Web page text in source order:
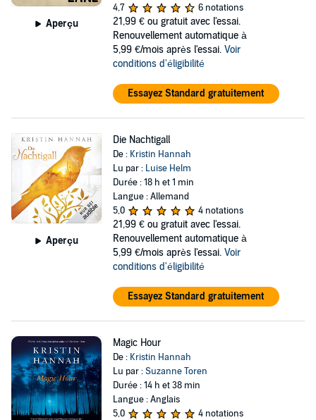
Aperçu
4,7
6 notations
21,99 € ou gratuit avec l'essai.
Renouvellement automatique à
5,99 €/mois après l'essai. Voir
conditions d'éligibilité
Essayez Standard gratuitement
Aperçu
Die Nachtigall
De : Kristin Hannah
Lu par : Luise Helm
Durée : 18 h et 1 min
Langue : Allemand
5,0
4 notations
21,99 € ou gratuit avec l'essai.
Renouvellement automatique à
5,99 €/mois après l'essai. Voir
conditions d'éligibilité
Essayez Standard gratuitement
Magic Hour
De : Kristin Hannah
Lu par :Suzanne Toren
Durée : 14 h et 38 min
Langue : Anglais
5,0
4 notations